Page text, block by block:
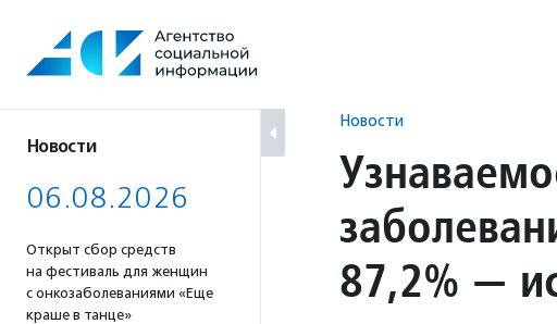
содержанию
Новости
06.08.2026
Открыт сбор средств
на фестиваль для женщин
с онкозаболеваниями «Еще
краше в танце»
Новости
87,2% —